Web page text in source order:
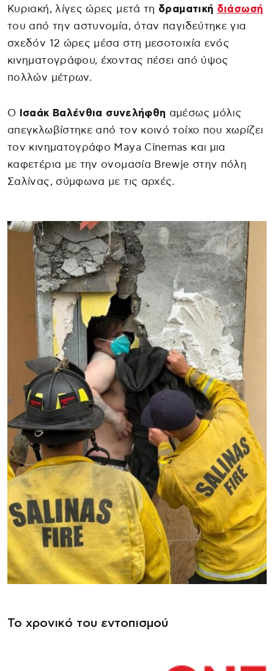
Κυριακή, λίγες ώρες μετά τη δραματική διάσωσή
του από την αστυνομία, όταν παγιδεύτηκε για
σχεδόν 12 ώρες μέσα στη μεσοτοιχία ενός
κινηματογράφου, έχοντας πέσει από ύψος
πολλών μέτρων.
Ο Ισαάκ Βαλένθια συνελήφθη αμέσως μόλις
απεγκλωβίστηκε από τον κοινό τοίχο που χωρίζει
τον κινηματογράφο Maya Cinemas και μια
καφετέρια με την ονομασία Brewje στην πόλη
Σαλίνας, σύμφωνα με τις αρχές.
Το χρονικό του εντοπισμού